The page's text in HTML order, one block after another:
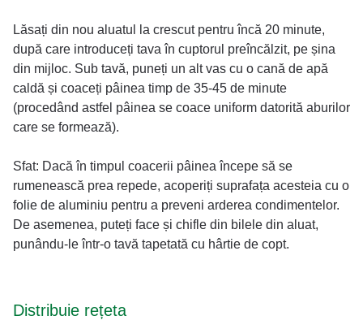
Lăsați din nou aluatul la crescut pentru încă 20 minute,
după care introduceți tava în cuptorul preîncălzit, pe șina
din mijloc. Sub tavă, puneți un alt vas cu o cană de apă
caldă și coaceți pâinea timp de 35-45 de minute
(procedând astfel pâinea se coace uniform datorită aburilor
care se formează).
Sfat: Dacă în timpul coacerii pâinea începe să se
rumenească prea repede, acoperiți suprafața acesteia cu o
folie de aluminiu pentru a preveni arderea condimentelor.
De asemenea, puteți face și chifle din bilele din aluat,
punându-le într-o tavă tapetată cu hârtie de copt.
Distribuie rețeta